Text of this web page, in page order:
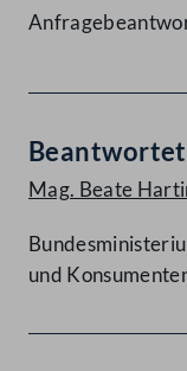
Mag. Beate
und